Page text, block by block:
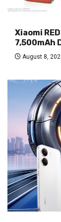
Xiaomi
7,500mAh
August 8,